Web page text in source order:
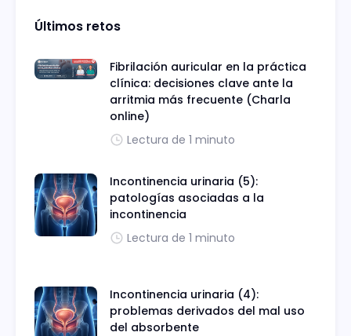
Últimos retos
Fibrilación auricular en la práctica
clínica: decisiones clave ante la
arritmia más frecuente (Charla
online)
Lectura de 1 minuto
Incontinencia urinaria (5):
patologías asociadas a la
incontinencia
Lectura de 1 minuto
Incontinencia urinaria (4):
problemas derivados del mal uso
del absorbente